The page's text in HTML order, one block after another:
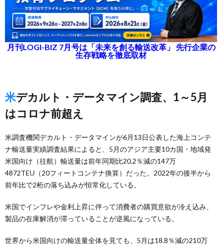
月刊LOGI-BIZ 7月号は「未来を創る輸送改革」 先行企業の
生存戦略を徹底取材
米デカルト・データマイン調査、1～5月
はコロナ前超え
米調査機関デカルト・データマインが6月13日公表した海上コンテ
ナ輸送量実績調査結果によると、5月のアジア主要10カ国・地域発
米国向け（往航）輸送量は前年同期比20.2％減の147万
4872TEU（20フィートコンテナ換算）だった。2022年の後半から
前年比で2桁の落ち込みが恒常化している。
米国でインフレや金利上昇に伴って消費者の購買意欲が冷え込み、
製品の在庫解消が滞っていることが逆風になっている。
世界から米国向けの輸送量全体を見ても、5月は18.8％減の210万